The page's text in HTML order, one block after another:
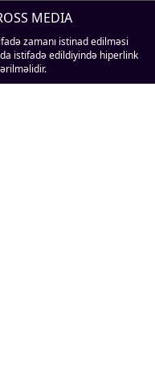
MEDIA
zamanı istinad edilməsi
istifadə edildiyində hiperlink